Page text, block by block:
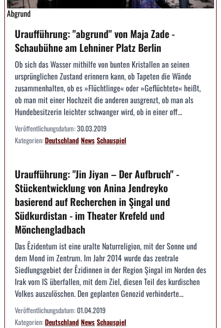
Abgrund
Uraufführung: "abgrund" von Maja Zade -
Schaubühne am Lehniner Platz Berlin
Ob sich das Wasser mithilfe von bunten Kristallen an seinen
ursprünglichen Zustand erinnern kann, ob Tapeten die Wände
zusammenhalten, ob es »Flüchtlinge« oder »Geflüchtete« heißt,
ob man mit einer Hochzeit die anderen ausgrenzt, ob man als
Hundebesitzerin leichter schwanger wird, ob in einer off...
Veröffentlichungsdatum:30.03.2019
Kategorien:DeutschlandNewsSchauspiel
Uraufführung: "Jin Jiyan – Der Aufbruch" -
Stückentwicklung von Anina Jendreyko
basierend auf Recherchen in Şingal und
Südkurdistan - im Theater Krefeld und
Mönchengladbach
Das Êzidentum ist eine uralte Naturreligion, mit der Sonne und
dem Mond im Zentrum. Im Jahr 2014 wurde das zentrale
Siedlungsgebiet der Êzidinnen in der Region Şingal im Norden des
Irak vom IS überfallen, mit dem Ziel, diesen Teil des kurdischen
Volkes auszulöschen. Den geplanten Genozid verhinderte...
Veröffentlichungsdatum:01.04.2019
Kategorien:DeutschlandNewsSchauspiel